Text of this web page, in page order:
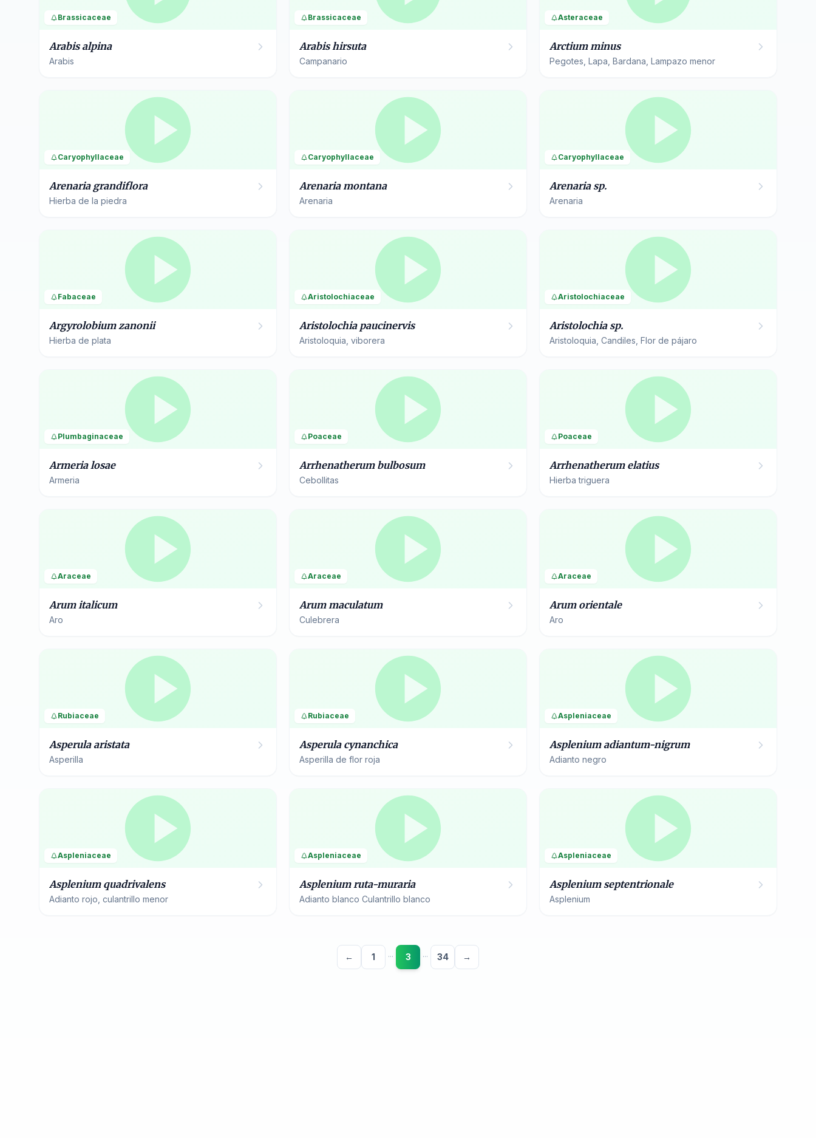
Brassicaceae
Arabis alpina
Arabis
Brassicaceae
Arabis hirsuta
Campanario
Asteraceae
Arctium minus
Pegotes, Lapa, Bardana, Lampazo menor
Caryophyllaceae
Arenaria grandiflora
Hierba de la piedra
Caryophyllaceae
Arenaria montana
Arenaria
Caryophyllaceae
Arenaria sp.
Arenaria
Fabaceae
Argyrolobium zanonii
Hierba de plata
Aristolochiaceae
Aristolochia paucinervis
Aristoloquia, viborera
Aristolochiaceae
Aristolochia sp.
Aristoloquia, Candiles, Flor de pájaro
Plumbaginaceae
Armeria losae
Armeria
Poaceae
Arrhenatherum bulbosum
Cebollitas
Poaceae
Arrhenatherum elatius
Hierba triguera
Araceae
Arum italicum
Aro
Araceae
Arum maculatum
Culebrera
Araceae
Arum orientale
Aro
Rubiaceae
Asperula aristata
Asperilla
Rubiaceae
Asperula cynanchica
Asperilla de flor roja
Aspleniaceae
Asplenium adiantum-nigrum
Adianto negro
Aspleniaceae
Asplenium quadrivalens
Adianto rojo, culantrillo menor
Aspleniaceae
Asplenium ruta-muraria
Adianto blanco Culantrillo blanco
Aspleniaceae
Asplenium septentrionale
Asplenium
← 1 ··· 3 ··· 34 →